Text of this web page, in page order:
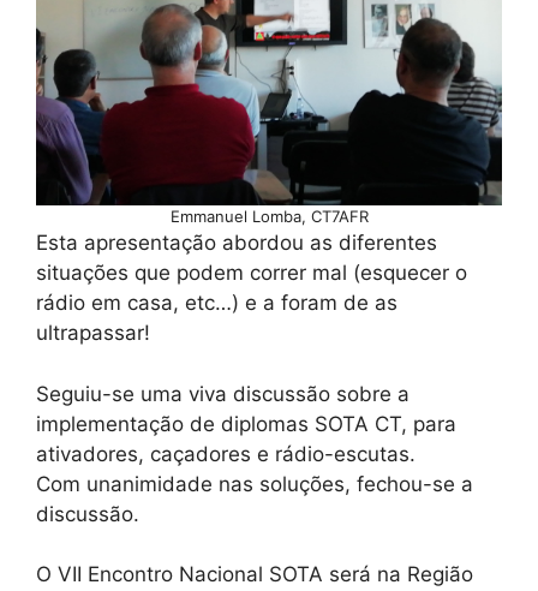
Emmanuel Lomba, CT7AFR
Esta apresentação abordou as diferentes
situações que podem correr mal (esquecer o
rádio em casa, etc…) e a foram de as
ultrapassar!
Seguiu-se uma viva discussão sobre a
implementação de diplomas SOTA CT, para
ativadores, caçadores e rádio-escutas.
Com unanimidade nas soluções, fechou-se a
discussão.
O VII Encontro Nacional SOTA será na Região